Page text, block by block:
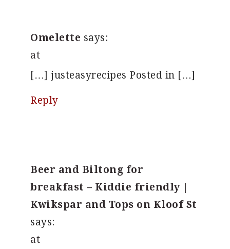
Omelette says:
at
[…] justeasyrecipes Posted in […]
Reply
Beer and Biltong for
breakfast – Kiddie friendly |
Kwikspar and Tops on Kloof St
says:
at